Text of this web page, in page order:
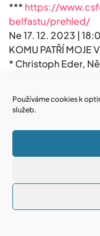
Používáme cookies k
služeb.
*** https://
belfastu/prehled/
Ne 17. 12. 2023 |
KOMU PATŘÍ MOJE
* Christoph Eder,
přetéká a
Eder.
https://
MYŠKA A MEDVĚD
* Julien Chheng,